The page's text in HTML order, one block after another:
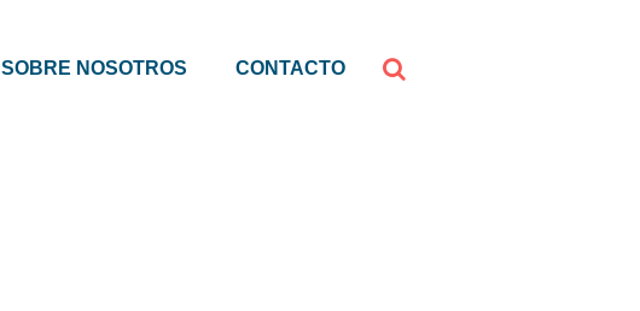
SOBRE NOSOTROS CONTACTO